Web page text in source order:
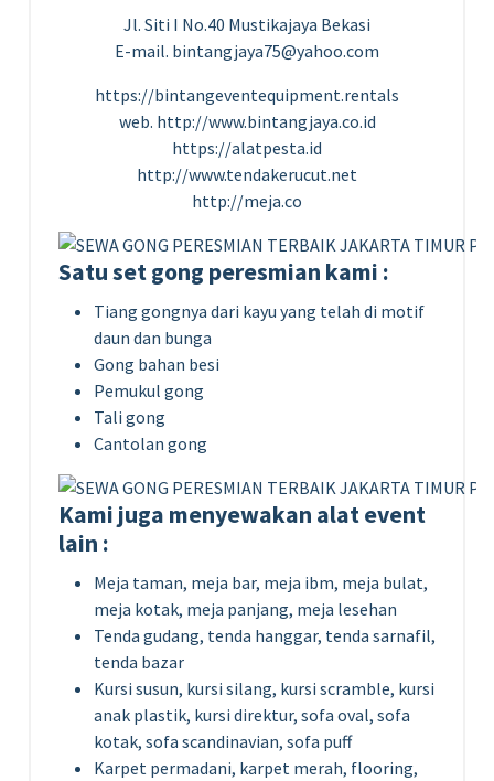
Jl. Siti I No.40 Mustikajaya Bekasi
E-mail. bintangjaya75@yahoo.com
https://bintangeventequipment.rentals
web. http://www.bintangjaya.co.id
https://alatpesta.id
http://www.tendakerucut.net
http://meja.co
Satu set gong peresmian kami :
Tiang gongnya dari kayu yang telah di motif
daun dan bunga
Gong bahan besi
Pemukul gong
Tali gong
Cantolan gong
Kami juga menyewakan alat event
lain :
Meja taman, meja bar, meja ibm, meja bulat,
meja kotak, meja panjang, meja lesehan
Tenda gudang, tenda hanggar, tenda sarnafil,
tenda bazar
Kursi susun, kursi silang, kursi scramble, kursi
anak plastik, kursi direktur, sofa oval, sofa
kotak, sofa scandinavian, sofa puff
Karpet permadani, karpet merah, flooring,